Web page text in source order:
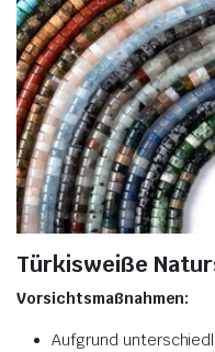
Türkisweiße
Vorsichtsmaßnahmen:
Aufgrund